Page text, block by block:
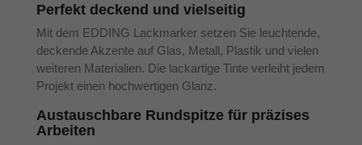
Perfekt deckend und vielseitig
Mit dem EDDING Lackmarker setzen Sie leuchtende,
deckende Akzente auf Glas, Metall, Plastik und vielen
weiteren Materialien. Die lackartige Tinte verleiht jedem
Projekt einen hochwertigen Glanz.
Austauschbare Rundspitze für präzises
Arbeiten